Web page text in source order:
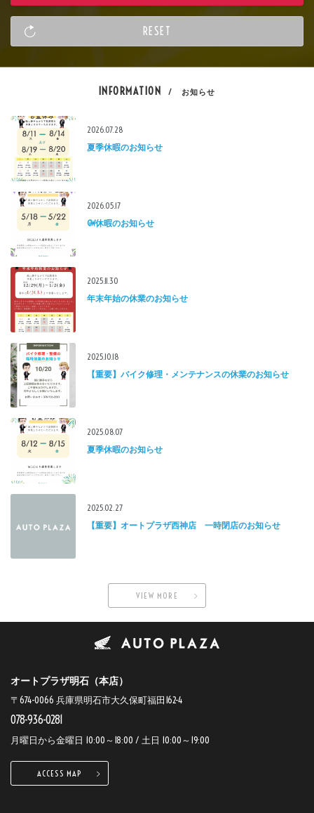
INFORMATION / お知らせ
2026.07.28
夏季休暇のお知らせ
2026.05.17
GW休暇のお知らせ
2025.11.30
年末年始の休業のお知らせ
2025.10.18
【重要】バイク修理・メンテナンスの休業のお知らせ
2025.08.07
夏季休暇のお知らせ
2025.02.27
【重要】オートプラザ西神店 一時閉店のお知らせ
VIEW MORE
オートプラザ明石（本店）
〒674-0066 兵庫県明石市大久保町福田162-4
078-936-0281
月曜日から金曜日 10:00～18:00 / 土日 10:00～19:00
ACCESS MAP